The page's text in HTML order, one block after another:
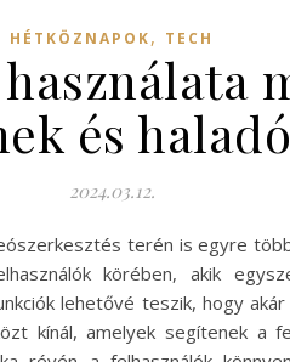
HÉTKÖZNAPOK, TECH
és
2024.03.12.
terén is egyre
körében, akik
lehetővé teszik, hogy
kínál, amelyek segítenek a